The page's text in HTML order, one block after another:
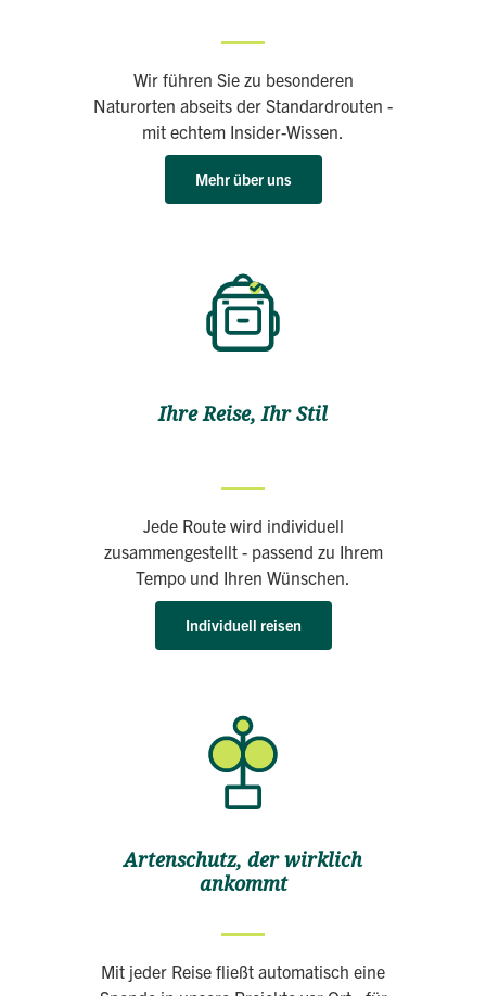
Wir führen Sie zu besonderen
Naturorten abseits der Standardrouten -
mit echtem Insider-Wissen.
Mehr über uns
Ihre Reise, Ihr Stil
Jede Route wird individuell
zusammengestellt - passend zu Ihrem
Tempo und Ihren Wünschen.
Individuell reisen
Artenschutz, der wirklich
ankommt
Mit jeder Reise fließt automatisch eine